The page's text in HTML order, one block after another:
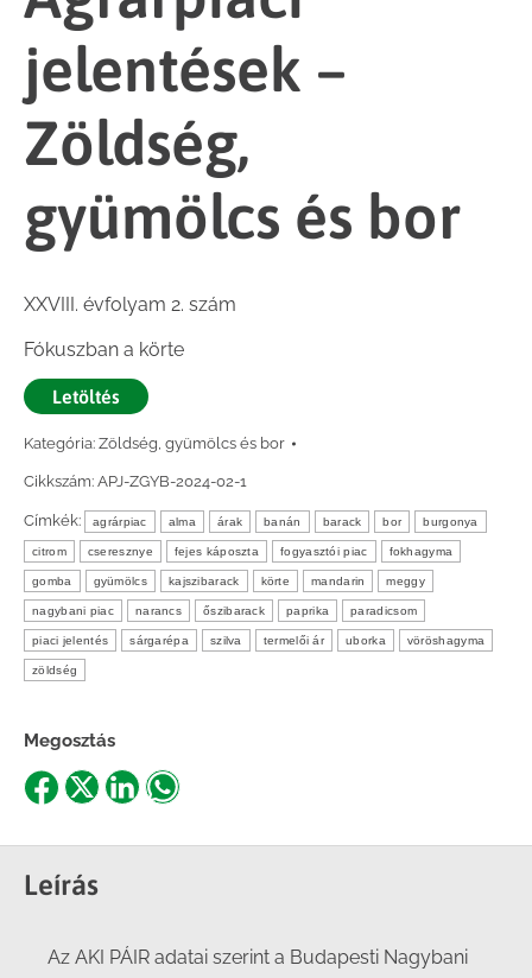
jelentések –
Zöldség,
gyümölcs és bor
XXVIII. évfolyam 2. szám
Fókuszban a körte
Letöltés
Kategória: Zöldség, gyümölcs és bor
Cikkszám: APJ-ZGYB-2024-02-1
Címkék: agrárpiac alma árak banán barack bor burgonya
citrom cseresznye fejes káposzta fogyasztói piac fokhagyma
gomba gyümölcs kajszibarack körte mandarin meggy
nagybani piac narancs őszibarack paprika paradicsom
piaci jelentés sárgarépa szilva termelői ár uborka vöröshagyma
zöldség
Megosztás
Share
Facebook
Share
X
ShareShare
Leírás
Az AKI PÁIR adatai szerint a Budapesti Nagybani